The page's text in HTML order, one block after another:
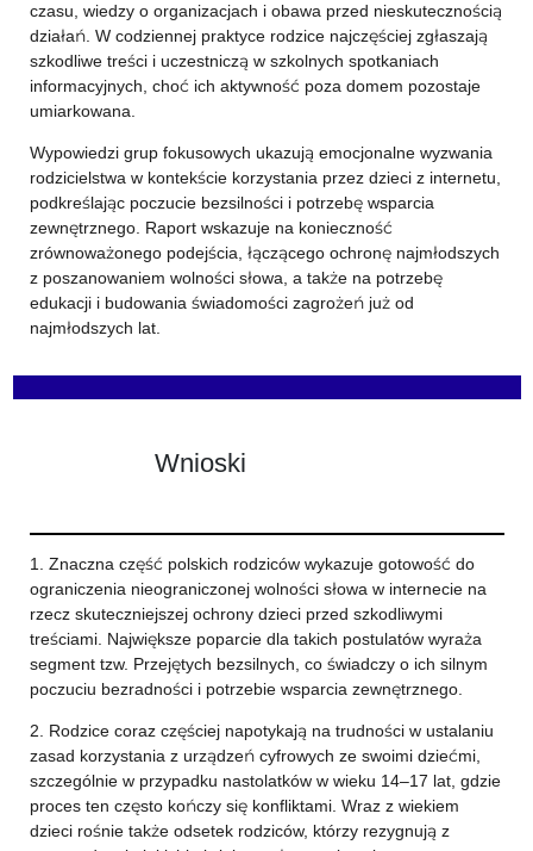
czasu, wiedzy o organizacjach i obawa przed nieskutecznością
działań. W codziennej praktyce rodzice najczęściej zgłaszają
szkodliwe treści i uczestniczą w szkolnych spotkaniach
informacyjnych, choć ich aktywność poza domem pozostaje
umiarkowana.
Wypowiedzi grup fokusowych ukazują emocjonalne wyzwania
rodzicielstwa w kontekście korzystania przez dzieci z internetu,
podkreślając poczucie bezsilności i potrzebę wsparcia
zewnętrznego. Raport wskazuje na konieczność
zrównoważonego podejścia, łączącego ochronę najmłodszych
z poszanowaniem wolności słowa, a także na potrzebę
edukacji i budowania świadomości zagrożeń już od
najmłodszych lat.
Wnioski
1. Znaczna część polskich rodziców wykazuje gotowość do
ograniczenia nieograniczonej wolności słowa w internecie na
rzecz skuteczniejszej ochrony dzieci przed szkodliwymi
treściami. Największe poparcie dla takich postulatów wyraża
segment tzw. Przejętych bezsilnych, co świadczy o ich silnym
poczuciu bezradności i potrzebie wsparcia zewnętrznego.
2. Rodzice coraz częściej napotykają na trudności w ustalaniu
zasad korzystania z urządzeń cyfrowych ze swoimi dziećmi,
szczególnie w przypadku nastolatków w wieku 14–17 lat, gdzie
proces ten często kończy się konfliktami. Wraz z wiekiem
dzieci rośnie także odsetek rodziców, którzy rezygnują z